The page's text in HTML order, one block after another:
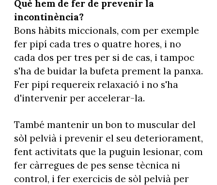
Què hem de fer de prevenir la
incontinència?
Bons hàbits miccionals, com per exemple
fer pipí cada tres o quatre hores, i no
cada dos per tres per si de cas, i tampoc
s'ha de buidar la bufeta prement la panxa.
Fer pipí requereix relaxació i no s'ha
d'intervenir per accelerar-la.
També mantenir un bon to muscular del
sòl pelvià i prevenir el seu deteriorament,
fent activitats que la puguin lesionar, com
fer càrregues de pes sense tècnica ni
control, i fer exercicis de sòl pelvià per